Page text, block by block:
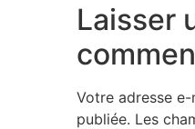
Laisser
Votre adresse
publiée. Les